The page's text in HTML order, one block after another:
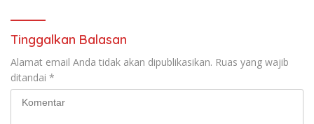
Demokrasi
Tinggalkan Balasan
Alamat email Anda tidak akan dipublikasikan. Ruas yang wajib
ditandai *